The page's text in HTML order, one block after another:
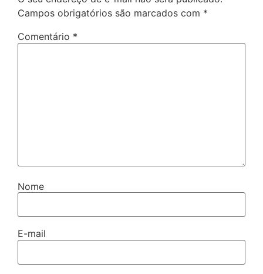
Campos obrigatórios são marcados com *
Comentário *
Nome
E-mail